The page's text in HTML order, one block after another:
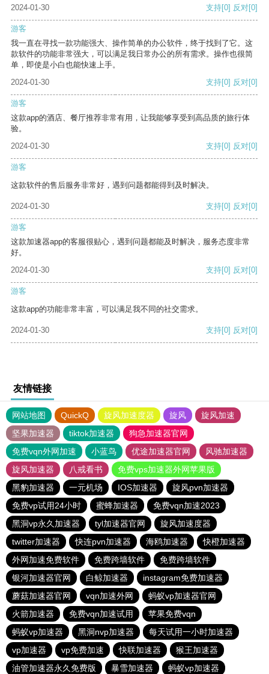
2024-01-30
支持[0] 反对[0]
游客
我一直在寻找一款功能强大、操作简单的办公软件，终于找到了它。这
款软件的功能非常强大，可以满足我日常办公的所有需求。操作也很简
单，即使是小白也能快速上手。
2024-01-30
支持[0] 反对[0]
游客
这款app的酒店、餐厅推荐非常有用，让我能够享受到高品质的旅行体
验。
2024-01-30
支持[0] 反对[0]
游客
这款软件的售后服务非常好，遇到问题都能得到及时解决。
2024-01-30 支持[0] 反对[0]
游客
这款加速器app的客服很贴心，遇到问题都能及时解决，服务态度非常
好。
2024-01-30
支持[0] 反对[0]
游客
这款app的功能非常丰富，可以满足我不同的社交需求。
2024-01-30 支持[0] 反对[0]
友情链接
网站地图 QuickQ 旋风加速度器 旋风
旋风加速
坚果加速器
tiktok加速器
狗急加速器官网
免费vqn外网加速
小蓝鸟 优途加速器官网
风驰加速器
旋风加速器
八戒看书
免费vps加速器外网苹果版
黑豹加速器
一元机场 IOS加速器
旋风pvn加速器
免费vp试用24小时
蜜蜂加速器
免费vqn加速2023
黑洞vp永久加速器
tyl加速器官网
旋风加速度器
twitter加速器
快连pvn加速器 海鸥加速器
快橙加速器
外网加速免费软件
免费跨墙软件
免费跨墙软件
银河加速器官网
白鲸加速器
instagram免费加速器
蘑菇加速器官网
vqn加速外网
蚂蚁vp加速器官网
火箭加速器
免费vqn加速试用
苹果免费vqn
蚂蚁vp加速器
黑洞nvp加速器
每天试用一小时加速器
vp加速器
vp免费加速 快联加速器
猴王加速器
油管加速器永久免费版
暴雪加速器 蚂蚁vp加速器